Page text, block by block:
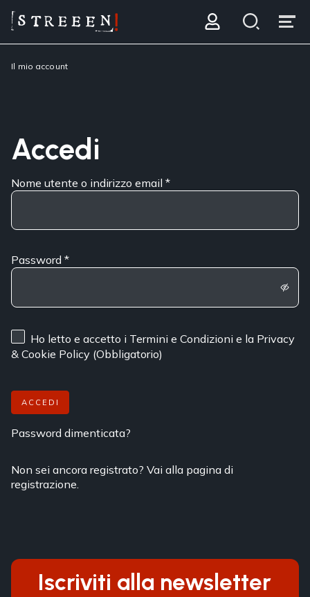
Il mio account
Accedi
Nome utente o indirizzo email*
Password*
Ho letto e accetto i Termini e Condizioni e la Privacy
& Cookie Policy (Obbligatorio)
ACCEDI
Password dimenticata?
Non sei ancora registrato? Vai alla pagina di
registrazione.
Iscriviti alla newsletter